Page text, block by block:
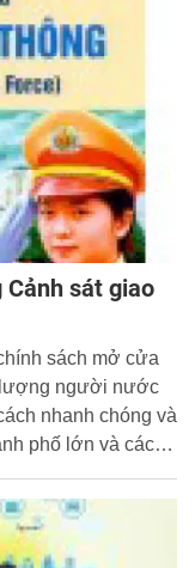
Cảnh sát giao
sách mở cửa
lượng người nước
nhanh chóng và
phố lớn và các